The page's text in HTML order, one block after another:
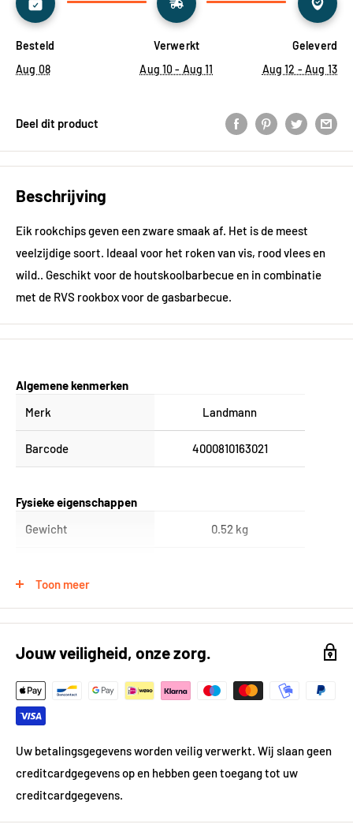
Besteld
Aug 08
Verwerkt
Aug 10 - Aug 11
Geleverd
Aug 12 - Aug 13
Deel dit product
Beschrijving
Eik rookchips geven een zware smaak af. Het is de meest
veelzijdige soort. Ideaal voor het roken van vis, rood vlees en
wild.. Geschikt voor de houtskoolbarbecue en in combinatie
met de RVS rookbox voor de gasbarbecue.
Algemene kenmerken
Merk
Landmann
Barcode 4000810163021
Fysieke eigenschappen
Gewicht
0.52 kg
Toon meer
Jouw veiligheid, onze zorg.
Uw betalingsgegevens worden veilig verwerkt. Wij slaan geen
creditcardgegevens op en hebben geen toegang tot uw
creditcardgegevens.